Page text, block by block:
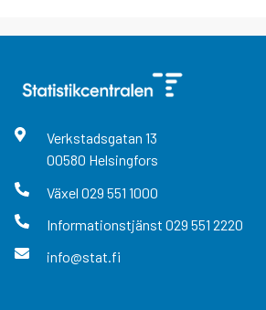
Verkstadsgatan 13
00580 Helsingfors
Växel 029 551 1000
Informationstjänst 029 551 2220
info@stat.fi